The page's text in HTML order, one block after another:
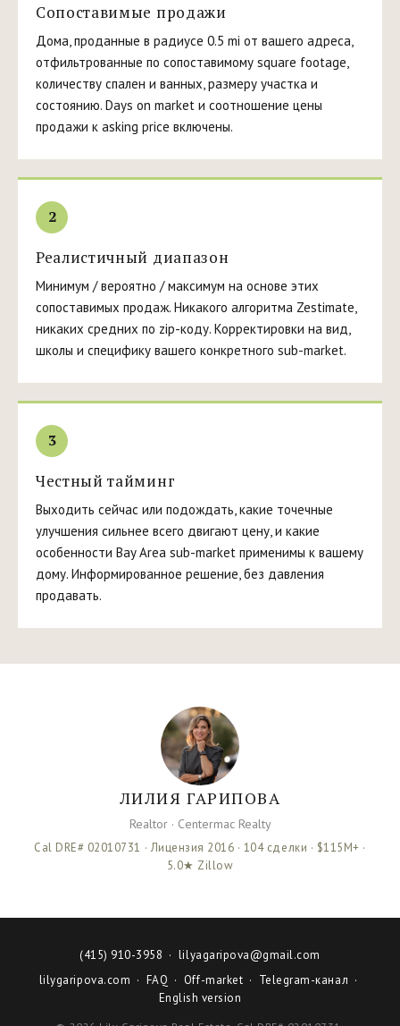
Сопоставимые продажи
Дома, проданные в радиусе 0.5 mi от вашего адреса,
отфильтрованные по сопоставимому square footage,
количеству спален и ванных, размеру участка и
состоянию. Days on market и соотношение цены
продажи к asking price включены.
2
Реалистичный диапазон
Минимум / вероятно / максимум на основе этих
сопоставимых продаж. Никакого алгоритма Zestimate,
никаких средних по zip-коду. Корректировки на вид,
школы и специфику вашего конкретного sub-market.
3
Честный тайминг
Выходить сейчас или подождать, какие точечные
улучшения сильнее всего двигают цену, и какие
особенности Bay Area sub-market применимы к вашему
дому. Информированное решение, без давления
продавать.
ЛИЛИЯ ГАРИПОВА
Realtor · Centermac Realty
Cal DRE# 02010731 · Лицензия 2016 · 104 сделки · $115M+ ·
5.0★ Zillow
(415) 910-3958 · lilyagaripova@gmail.com
lilygaripova.com · FAQ · Off-market · Telegram-канал ·
English version